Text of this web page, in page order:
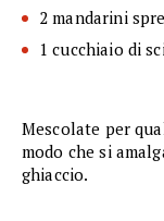
2 mandarini
1 cucchiaio di
Mescolate per
modo che si
ghiaccio.